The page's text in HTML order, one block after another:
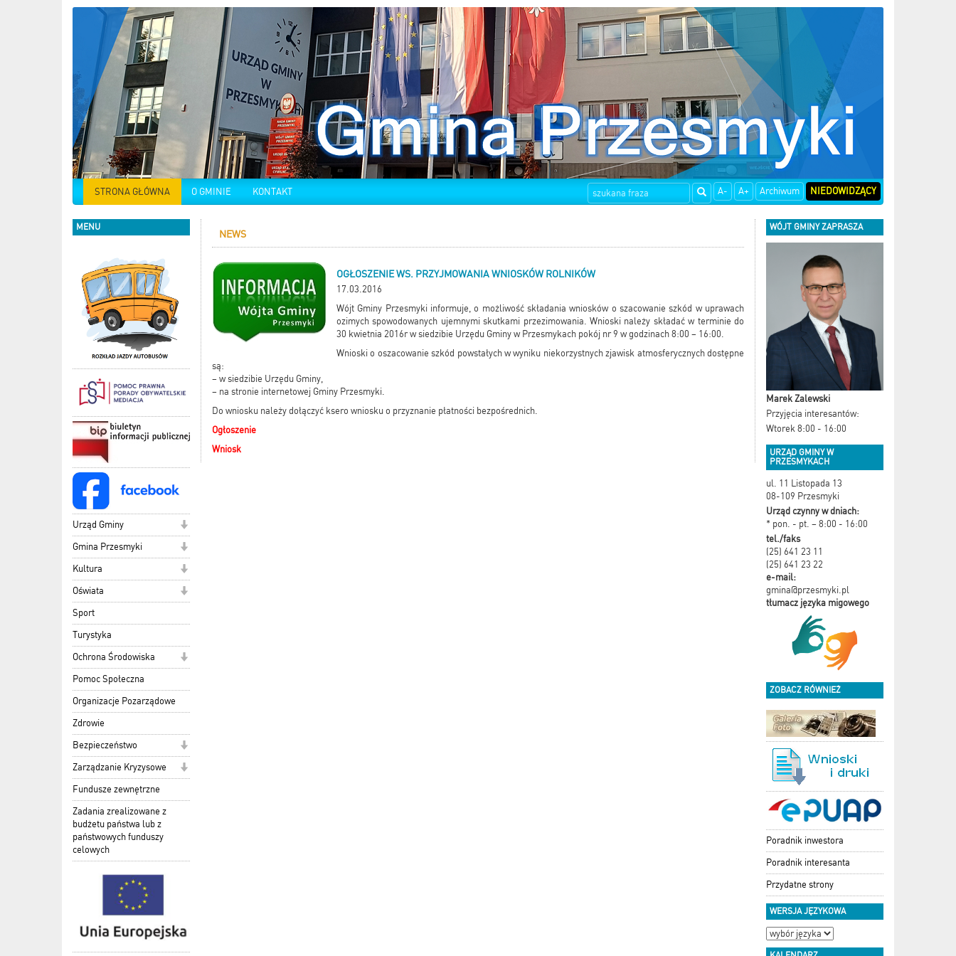
STRONA GŁÓWNA O GMINIE KONTAKT A- A+ Archiwum NIEDOWIDZĄCY
MENU
Urząd Gminy
Gmina Przesmyki
Kultura
Oświata
Sport
Turystyka
Ochrona Środowiska
Pomoc Społeczna
Organizacje Pozarządowe
Zdrowie
Bezpieczeństwo
Zarządzanie Kryzysowe
Fundusze zewnętrzne
Zadania zrealizowane z
budżetu państwa lub z
państwowych funduszy
celowych
NEWS
OGŁOSZENIE WS. PRZYJMOWANIA WNIOSKÓW ROLNIKÓW
17.03.2016
Wójt Gminy Przesmyki informuje, o możliwość składania wniosków o szacowanie szkód w uprawach
ozimych spowodowanych ujemnymi skutkami przezimowania. Wnioski należy składać w terminie do
30 kwietnia 2016r w siedzibie Urzędu Gminy w Przesmykach pokój nr 9 w godzinach 8:00 – 16:00.
Wnioski o oszacowanie szkód powstałych w wyniku niekorzystnych zjawisk atmosferycznych dostępne
są:
– w siedzibie Urzędu Gminy,
– na stronie internetowej Gminy Przesmyki.
Do wniosku należy dołączyć ksero wniosku o przyznanie płatności bezpośrednich.
Ogłoszenie
Wniosk
WÓJT GMINY ZAPRASZA
Marek Zalewski
Przyjęcia interesantów:
Wtorek 8:00 - 16:00
URZĄD GMINY W
PRZESMYKACH
ul. 11 Listopada 13
08-109 Przesmyki
Urząd czynny w dniach:
* pon. - pt. – 8:00 - 16:00
tel./faks
(25) 641 23 11
(25) 641 23 22
e-mail:
gmina@przesmyki.pl
tłumacz języka migowego
ZOBACZ RÓWNIEŻ
Poradnik inwestora
Poradnik interesanta
Przydatne strony
WERSJA JĘZYKOWA